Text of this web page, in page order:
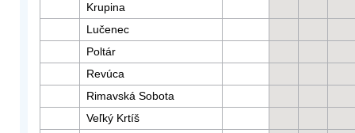
Krupina
Lučenec
Poltár
Revúca
Rimavská Sobota
Veľký Krtíš